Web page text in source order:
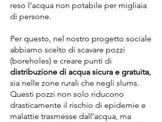
reso l’acqua non potabile per migliaia
di persone.
Per questo, nel nostro progetto sociale
abbiamo scelto di scavare pozzi
(boreholes) e creare punti di
distribuzione di acqua sicura e gratuita,
sia nelle zone rurali che negli slums.
Questi pozzi non solo riducono
drasticamente il rischio di epidemie e
malattie trasmesse dall’acqua, ma